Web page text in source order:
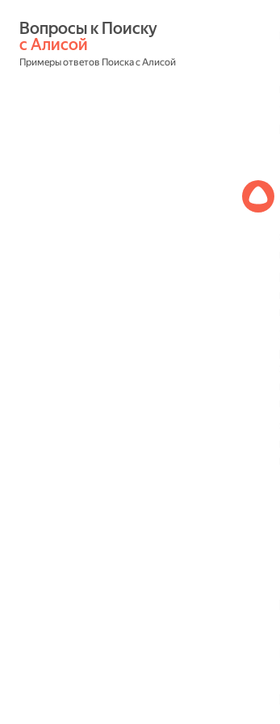
с Алисой
Примеры ответов Поиска с Алисой